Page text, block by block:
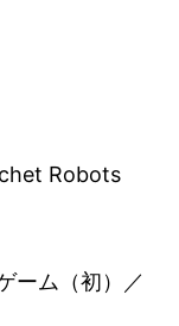
Robots
ーム（初）／